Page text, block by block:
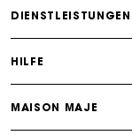
DIENSTLEISTUNGEN
HILFE
MAISON MAJE